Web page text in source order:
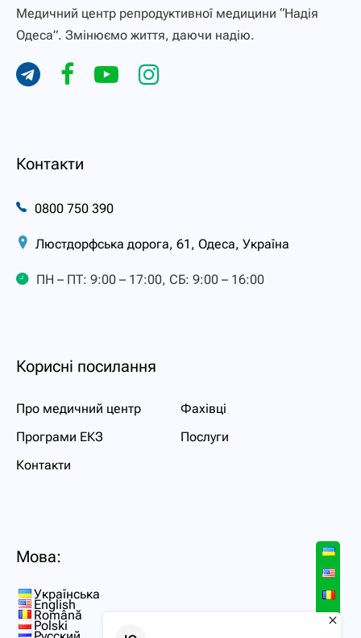
Медичний центр репродуктивної медицини “Надія
Одеса”. Змінюємо життя, даючи надію.
Контакти
0800 750 390
Люстдорфська дорога, 61, Одеса, Україна
ПН – ПТ: 9:00 – 17:00, СБ: 9:00 – 16:00
Корисні посилання
Про медичний центр
Фахівці
Програми ЕКЗ
Послуги
Контакти
Мова:
Українська
English
Română
Polski